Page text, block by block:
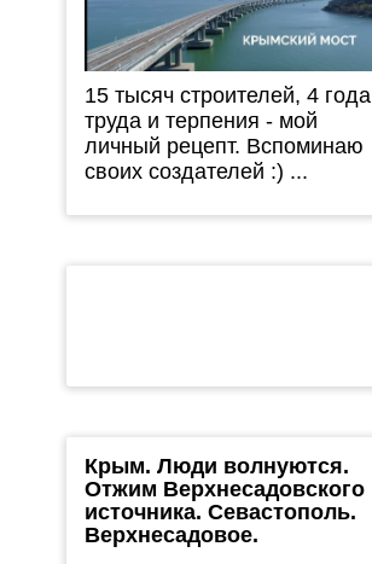
15 тысяч строителей, 4 года
труда и терпения - мой
личный рецепт. Вспоминаю
своих создателей :) ...
Крым. Люди волнуются.
Отжим Верхнесадовского
источника. Севастополь.
Верхнесадовое.